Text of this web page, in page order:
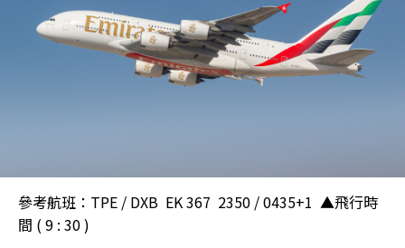
參考航班：TPE / DXB EK 367 2350 / 0435+1 ▲飛行時
間 ( 9 : 30 )